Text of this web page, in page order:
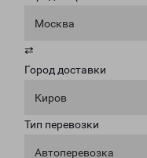
Москва
⇄
Город доставки
Киров
Тип перевозки
Автоперевозка